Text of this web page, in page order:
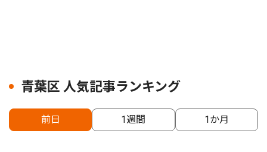
青葉区 人気記事ランキング
前日 1週間 1か月